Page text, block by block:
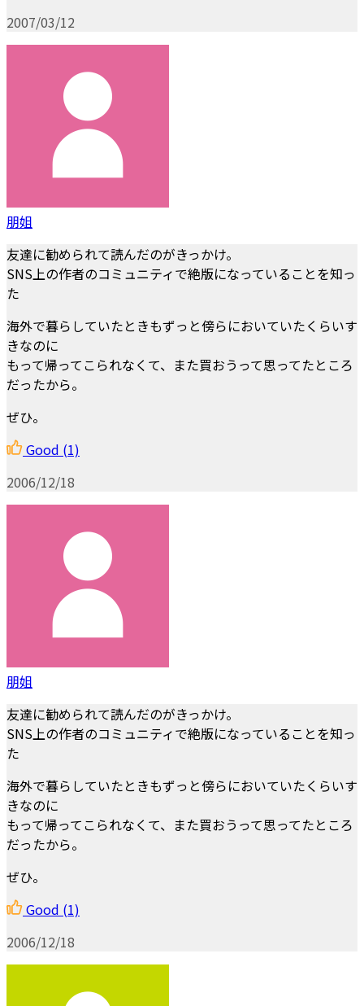
2007/03/12
朋姐
友達に勧められて読んだのがきっかけ。
SNS上の作者のコミュニティで絶版になっていることを知っ
た
海外で暮らしていたときもずっと傍らにおいていたくらいす
きなのに
もって帰ってこられなくて、また買おうって思ってたところ
だったから。
ぜひ。
Good (1)
2006/12/18
朋姐
友達に勧められて読んだのがきっかけ。
SNS上の作者のコミュニティで絶版になっていることを知っ
た
海外で暮らしていたときもずっと傍らにおいていたくらいす
きなのに
もって帰ってこられなくて、また買おうって思ってたところ
だったから。
ぜひ。
Good (1)
2006/12/18